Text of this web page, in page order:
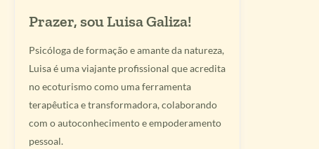
Prazer, sou Luisa Galiza!
Psicóloga de formação e amante da natureza,
Luisa é uma viajante profissional que acredita
no ecoturismo como uma ferramenta
terapêutica e transformadora, colaborando
com o autoconhecimento e empoderamento
pessoal.